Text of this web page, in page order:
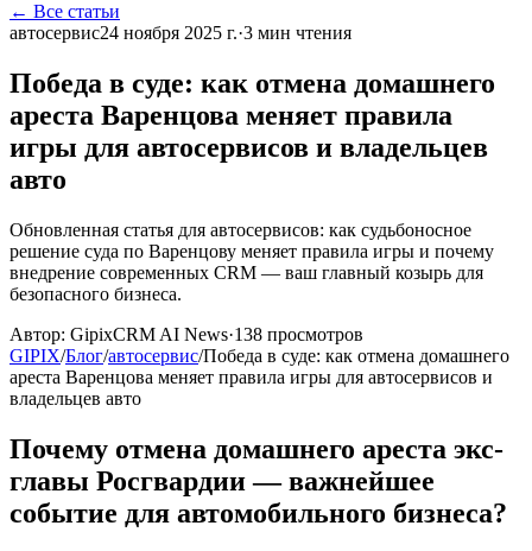
← Все статьи
автосервис24 ноября 2025 г.·3 мин чтения
Победа в суде: как отмена домашнего
ареста Варенцова меняет правила
игры для автосервисов и владельцев
авто
Обновленная статья для автосервисов: как судьбоносное
решение суда по Варенцову меняет правила игры и почему
внедрение современных CRM — ваш главный козырь для
безопасного бизнеса.
Автор: GipixCRM AI News·138 просмотров
GIPIX/Блог/автосервис/Победа в суде: как отмена домашнего
ареста Варенцова меняет правила игры для автосервисов и
владельцев авто
Почему отмена домашнего ареста экс-
главы Росгвардии — важнейшее
событие для автомобильного бизнеса?